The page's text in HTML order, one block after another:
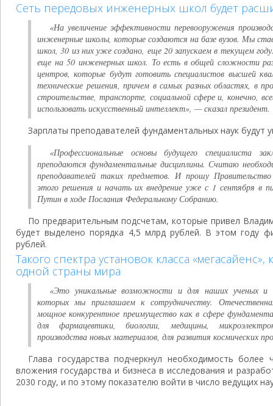
Сеть передовых инженерных школ будет
«На увеличение эффективности перевооружения
инженерные школы, которые создаются на базе вузов. Мы
школ, 30 из них уже создано, еще 20 запускаем в текущем
еще на 50 инженерных школ. То есть в общей сложности
центров, которые будут готовить специалистов высшей
технические решения, причем в самых разных областях, в
строительстве, транспорте, социальной сфере и, конечно,
использовать искусственный интеллект», — сказал президент.
Зарплаты преподавателей фундаментальных наук будут
«Профессиональные основы будущего специалиста
преподаются фундаментальные дисциплины. Считаю
преподавателей таких предметов. И прошу
этого решения и начать их внедрение уже с 1 сентября в
Путин в ходе Послания Федеральному Собранию.
По предварительным подсчетам, которые привел
будет выделено порядка 4,5 млрд рублей. В этом году
рублей.
Такого спектра установок класса
одной страны мира
«Это уникальные возможности и для наших ученых и
которых мы приглашаем к сотрудничеству.
мощное конкурентное преимущество как в сфере
для фармацевтики, биологии, медицины,
производства новых материалов, для развития космических
Глава государства подчеркнул необходимость более
вложения государства и бизнеса в исследования и
2030 году, и по этому показателю войти в число ведущих